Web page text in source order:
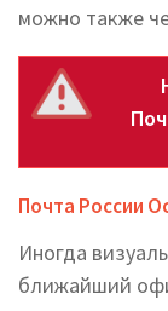
можно также
Почта России
Иногда
ближайший